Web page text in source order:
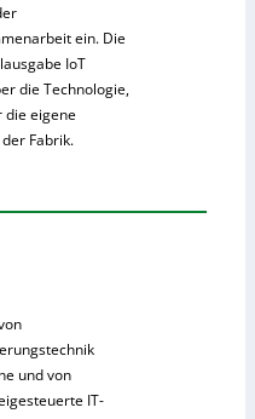
ein. Die
IoT
die Technologie,
die eigene
Fabrik.
und von
IT-